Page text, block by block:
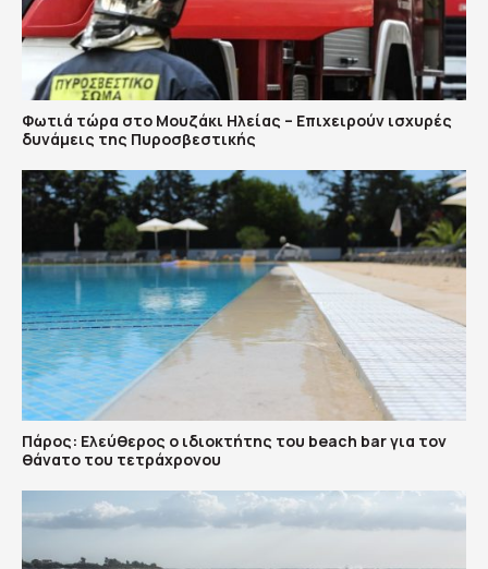
Φωτιά τώρα στο Μουζάκι Ηλείας – Επιχειρούν ισχυρές
δυνάμεις της Πυροσβεστικής
Πάρος: Ελεύθερος ο ιδιοκτήτης του beach bar για τον
θάνατο του τετράχρονου